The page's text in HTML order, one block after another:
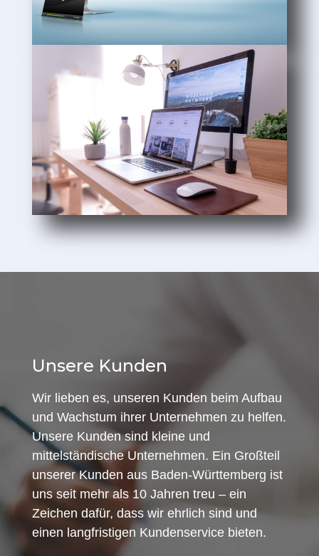
Unsere Kunden
Wir lieben es, unseren Kunden beim Aufbau
und Wachstum ihrer Unternehmen zu helfen.
Unsere Kunden sind kleine und
mittelständische Unternehmen. Ein Großteil
unserer Kunden aus Baden-Württemberg ist
uns seit mehr als 10 Jahren treu – ein
Zeichen dafür, dass wir ehrlich sind und
einen langfristigen Kundenservice bieten.